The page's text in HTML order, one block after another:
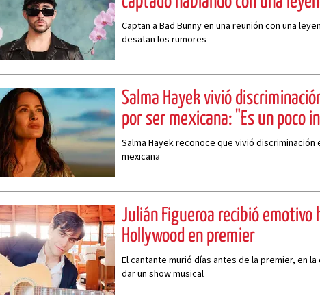
Captan a Bad Bunny en una reunión con una
desatan los rumores
Salma Hayek vivió
por ser mexicana: "Es un poco
Salma Hayek reconoce que vivió
mexicana
Julián Figueroa recibió emotivo
Hollywood en premier
El cantante murió días antes de la premier, en
dar un show musical